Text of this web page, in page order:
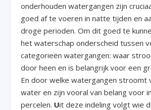
onderhouden watergangen zijn
goed af te voeren in natte tijden en
droge perioden. Om dit goed te
het waterschap onderscheid tussen
categorieën watergangen: waar
door heen en is belangrijk voor een
En door welke watergangen stroomt
water en zijn vooral van belang voor
percelen. Uit deze indeling volgt wie